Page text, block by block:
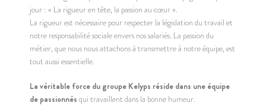
jour : « La rigueur en tête, la passion au cœur ».
La rigueur est nécessaire pour respecter la législation du travail et
notre responsabilité sociale envers nos salariés. La passion du
métier, que nous nous attachons à transmettre à notre équipe, est
tout aussi essentielle.
La véritable force du groupe Kelyps réside dans une équipe
de passionnés qui travaillent dans la bonne humeur.